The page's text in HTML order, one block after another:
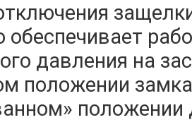
обеспечивает
давления на
положении
» положении